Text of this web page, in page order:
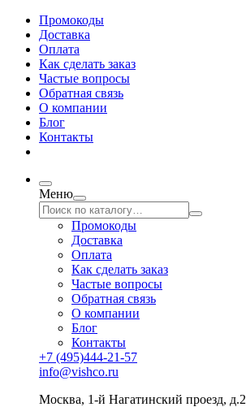
Промокоды
Доставка
Оплата
Как сделать заказ
Частые вопросы
Обратная связь
О компании
Блог
Контакты
Меню
Промокоды
Доставка
Оплата
Как сделать заказ
Частые вопросы
Обратная связь
О компании
Блог
Контакты
+7 (495)444-21-57
info@vishco.ru
Москва, 1-й Нагатинский проезд, д.2